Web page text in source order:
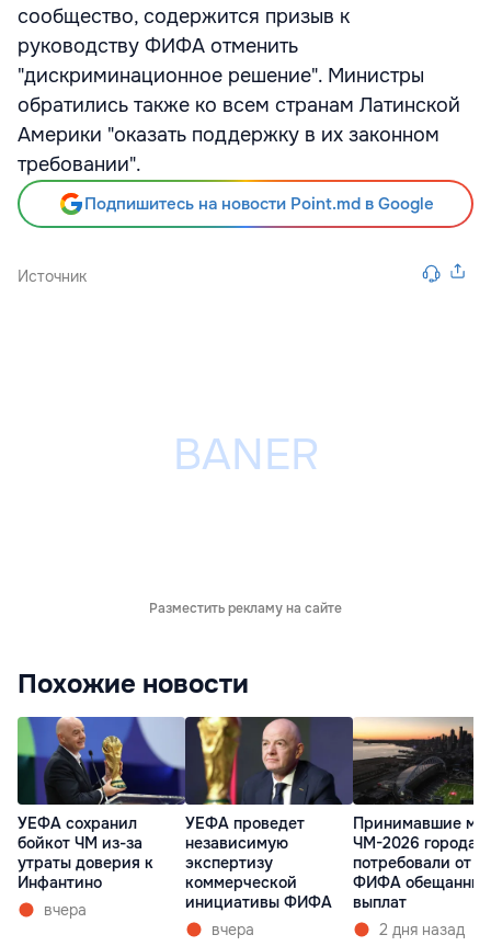
сообщество, содержится призыв к
руководству ФИФА отменить
"дискриминационное решение". Министры
обратились также ко всем странам Латинской
Америки "оказать поддержку в их законном
требовании".
Подпишитесь на новости Point.md в Google
Источник
Разместить рекламу на сайте
Похожие новости
УЕФА сохранил
бойкот ЧМ из-за
утраты доверия к
Инфантино
вчера
УЕФА проведет
независимую
экспертизу
коммерческой
инициативы ФИФА
вчера
Принимавшие
ЧМ-2026 города
потребовали от
ФИФА обещанных
выплат
2 дня назад